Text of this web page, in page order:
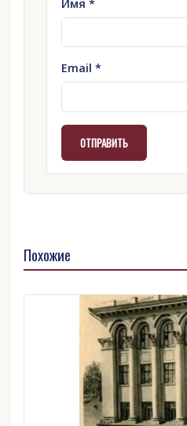
Имя *
Email *
Похожие